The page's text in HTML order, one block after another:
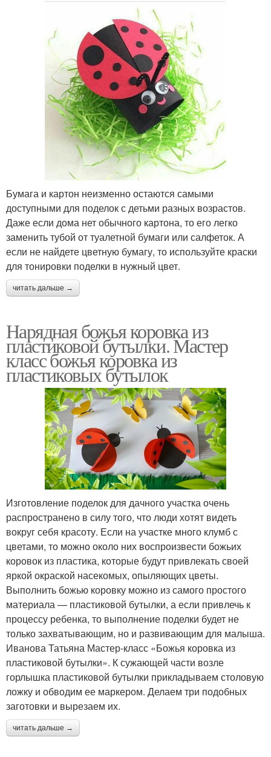
Бумага и картон неизменно остаются самыми
доступными для поделок с детьми разных возрастов.
Даже если дома нет обычного картона, то его легко
заменить тубой от туалетной бумаги или салфеток. А
если не найдете цветную бумагу, то используйте краски
для тонировки поделки в нужный цвет.
читать дальше →
Нарядная божья коровка из
пластиковой бутылки. Мастер
класс божья коровка из
пластиковых бутылок
Изготовление поделок для дачного участка очень
распространено в силу того, что люди хотят видеть
вокруг себя красоту. Если на участке много клумб с
цветами, то можно около них воспроизвести божьих
коровок из пластика, которые будут привлекать своей
яркой окраской насекомых, опыляющих цветы.
Выполнить божью коровку можно из самого простого
материала — пластиковой бутылки, а если привлечь к
процессу ребенка, то выполнение поделки будет не
только захватывающим, но и развивающим для малыша.
Иванова Татьяна Мастер-класс «Божья коровка из
пластиковой бутылки». К сужающей части возле
горлышка пластиковой бутылки прикладываем столовую
ложку и обводим ее маркером. Делаем три подобных
заготовки и вырезаем их.
читать дальше →